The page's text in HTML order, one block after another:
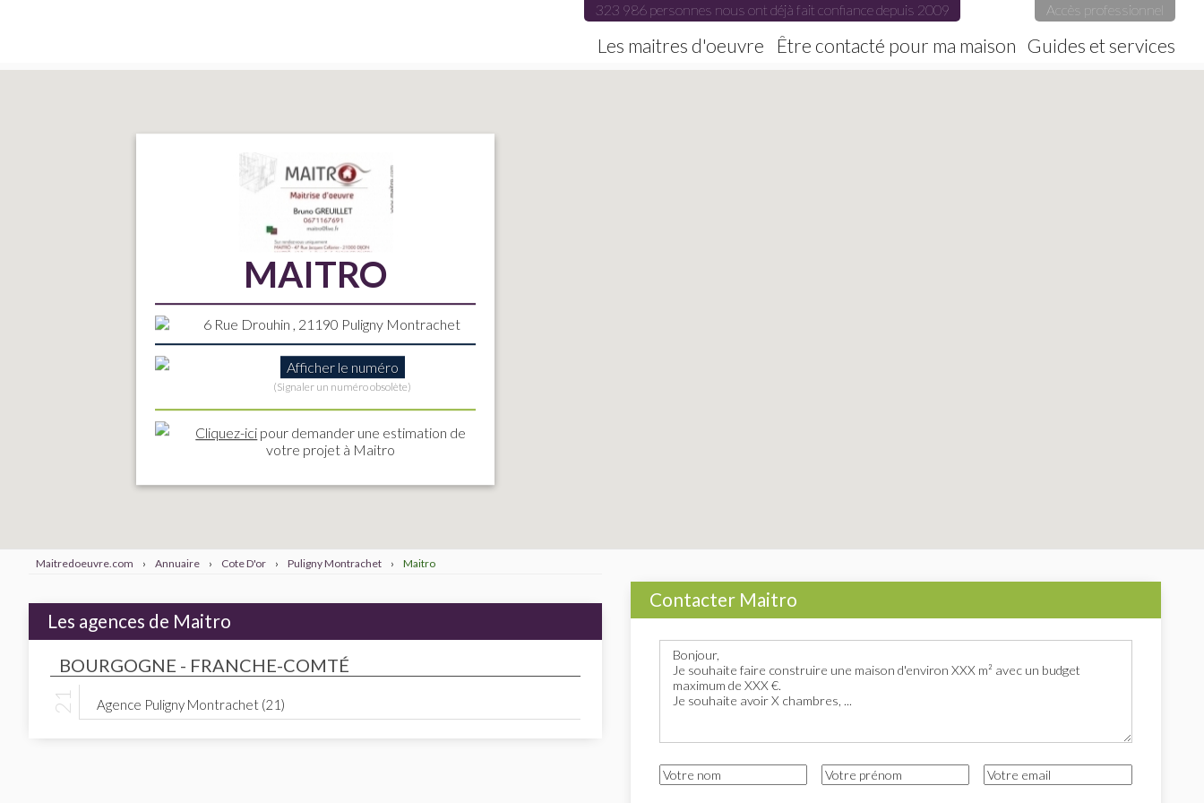
323 986 personnes nous ont déjà fait confiance depuis 2009 Accès professionnel
Les maitres d'oeuvre Être contacté pour ma maison Guides et services
MAITRO
6 Rue Drouhin , 21190 Puligny Montrachet
Afficher le numéro
(Signaler un numéro obsolète)
Cliquez-ici pour demander une estimation de
votre projet à Maitro
Maitredoeuvre.com › Annuaire › Cote D'or › Puligny Montrachet › Maitro
Les agences de Maitro
BOURGOGNE - FRANCHE-COMTÉ
Agence Puligny Montrachet (21)
Contacter Maitro